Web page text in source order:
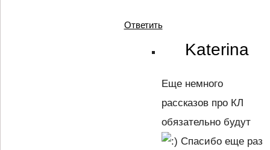
Ответить
Katerina
Еще немного
рассказов про КЛ
обязательно будут
Спасибо еще раз